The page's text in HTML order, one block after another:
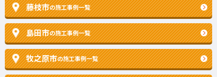
藤枝市の施工事例一覧
島田市の施工事例一覧
牧之原市の施工事例一覧